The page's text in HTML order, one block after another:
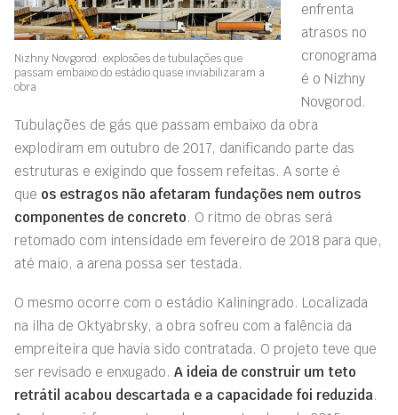
Nizhny Novgorod: explosões de tubulações que
passam embaixo do estádio quase inviabilizaram a
obra
enfrenta
atrasos no
cronograma
é o Nizhny
Novgorod.
Tubulações de gás que passam embaixo da obra
explodiram em outubro de 2017, danificando parte das
estruturas e exigindo que fossem refeitas. A sorte é
que os estragos não afetaram fundações nem outros
componentes de concreto. O ritmo de obras será
retomado com intensidade em fevereiro de 2018 para que,
até maio, a arena possa ser testada.
O mesmo ocorre com o estádio Kaliningrado. Localizada
na ilha de Oktyabrsky, a obra sofreu com a falência da
empreiteira que havia sido contratada. O projeto teve que
ser revisado e enxugado. A ideia de construir um teto
retrátil acabou descartada e a capacidade foi reduzida.